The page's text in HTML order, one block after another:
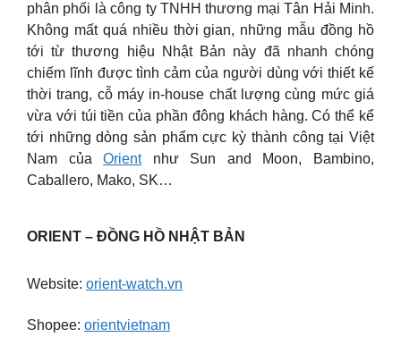
phân phối là công ty TNHH thương mại Tân Hải Minh.
Không mất quá nhiều thời gian, những mẫu đồng hồ
tới từ thương hiệu Nhật Bản này đã nhanh chóng
chiếm lĩnh được tình cảm của người dùng với thiết kế
thời trang, cỗ máy in-house chất lượng cùng mức giá
vừa với túi tiền của phần đông khách hàng. Có thể kể
tới những dòng sản phẩm cực kỳ thành công tại Việt
Nam củaOrientnhư Sun and Moon, Bambino,
Caballero, Mako, SK…
ORIENT – ĐỒNG HỒ NHẬT BẢN
Website: orient-watch.vn
Shopee: orientvietnam